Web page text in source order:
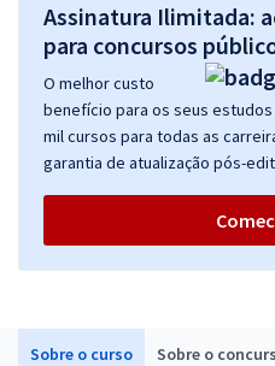
Sobre o curso Sobre o
Assinatura Ilimitada:
para concursos
O melhor custo
benefício para os seus estudos
mil cursos para todas as
garantia de atualização pós-